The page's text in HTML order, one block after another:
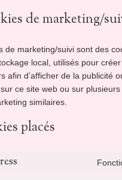
de marketing/
de marketing/suivi sont des
local, utilisés pour
afin d’afficher de la publicité
sur ce site web ou sur
similaires.
placés